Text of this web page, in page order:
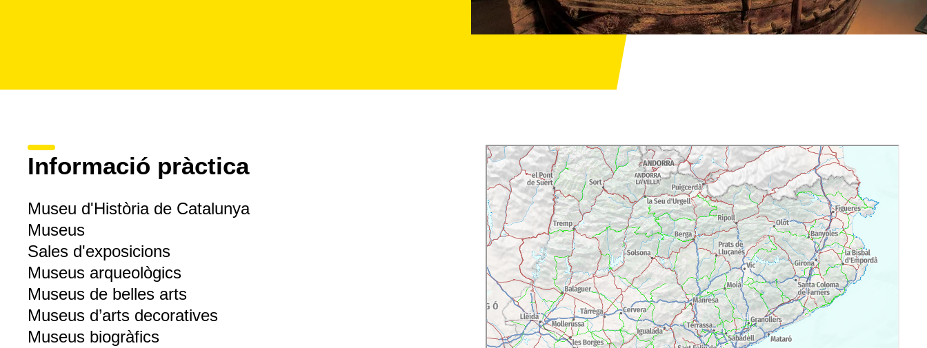
Informació pràctica
Museu d'Història de Catalunya
Museus
Sales d'exposicions
Museus arqueològics
Museus de belles arts
Museus d’arts decoratives
Museus biogràfics